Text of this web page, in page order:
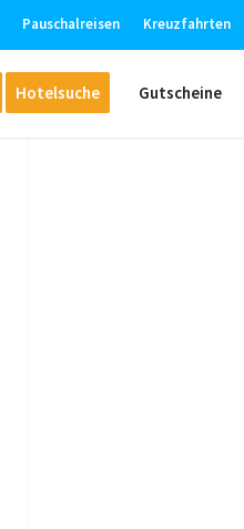
Pauschalreisen Kreuzfahrten
Hotelsuche Gutscheine